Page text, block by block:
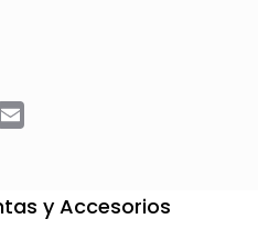
y Accesorios